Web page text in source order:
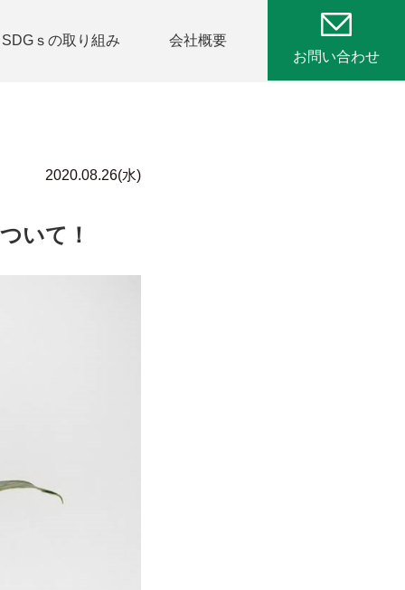
SDGｓの取り組み
会社概要
お問い合わせ
2020.08.26(水)
いて！